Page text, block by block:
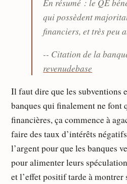
qui possèdent
financiers, et très peu
-- Citation de la
revenudebase
Il faut dire que les subventions
banques qui finalement ne font
financières, ça commence à
faire des taux d’intérêts
l’argent pour que les banques
pour alimenter leurs
et l’effet positif tarde à montrer